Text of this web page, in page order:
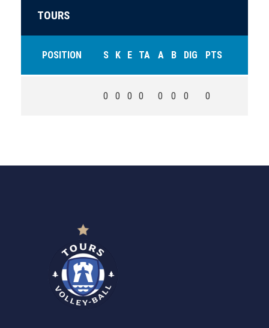
TOURS
POSITION S K E TA A B DIG PTS
0 0 0 0 0 0 0 0